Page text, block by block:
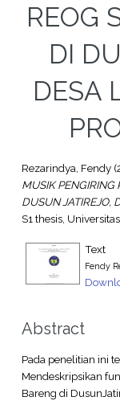
REOG
DI
DESA
Rezarindya, Fendy
MUSIK PENGIRING
DUSUN JATIREJO,
S1 thesis,
Text
Fendy
Abstract
Pada penelitian ini
Mendeskripsikan
Bareng di